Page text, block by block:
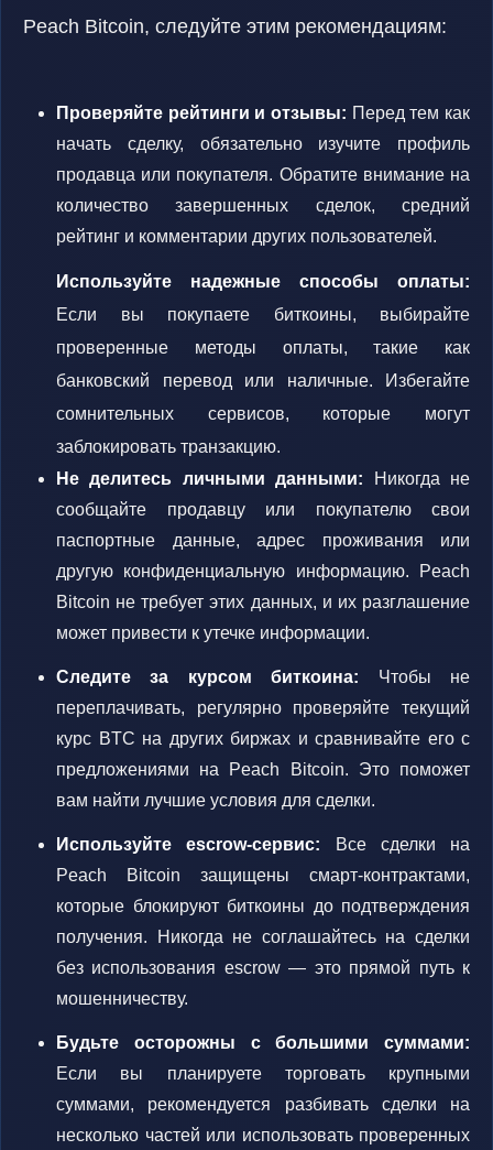
Peach Bitcoin, следуйте этим рекомендациям:
Проверяйте рейтинги и отзывы: Перед тем как
начать сделку, обязательно изучите профиль
продавца или покупателя. Обратите внимание на
количество завершенных сделок, средний
рейтинг и комментарии других пользователей.
Используйте надежные способы оплаты:
Если вы покупаете биткоины, выбирайте
проверенные методы оплаты, такие как
банковский перевод или наличные. Избегайте
сомнительных сервисов, которые могут
заблокировать транзакцию.
Не делитесь личными данными: Никогда не
сообщайте продавцу или покупателю свои
паспортные данные, адрес проживания или
другую конфиденциальную информацию. Peach
Bitcoin не требует этих данных, и их разглашение
может привести к утечке информации.
Следите за курсом биткоина: Чтобы не
переплачивать, регулярно проверяйте текущий
курс BTC на других биржах и сравнивайте его с
предложениями на Peach Bitcoin. Это поможет
вам найти лучшие условия для сделки.
Используйте escrow-сервис: Все сделки на
Peach Bitcoin защищены смарт-контрактами,
которые блокируют биткоины до подтверждения
получения. Никогда не соглашайтесь на сделки
без использования escrow — это прямой путь к
мошенничеству.
Будьте осторожны с большими суммами:
Если вы планируете торговать крупными
суммами, рекомендуется разбивать сделки на
несколько частей или использовать проверенных